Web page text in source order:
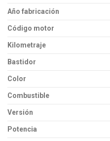
Año fabricación
Código motor
Kilometraje
Bastidor
Color
Combustible
Versión
Potencia